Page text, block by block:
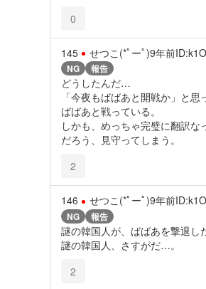
0
145 せつこ(*ﾟーﾟ)9年前
NG 報告
どうしたんだ…
「今夜もばばあと開戦か」と
ばばあと戦っている。
しかも、めっちゃ完璧に翻訳
だろう、見守ってしまう。
2
146 せつこ(*ﾟーﾟ)9年前
NG 報告
謎の韓国人が、ばばあを撃退し
謎の韓国人、さすがだ…。
2